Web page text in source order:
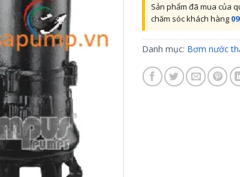
Sản phẩm đã mua của
chăm sóc khách hàng
Danh mục: Bơm nước